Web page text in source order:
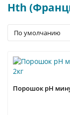
Hth
Порошок рН